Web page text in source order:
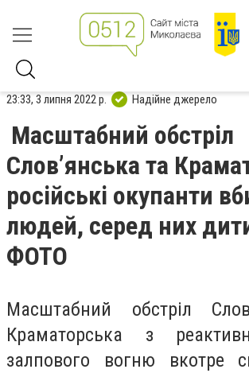
23:33, 3 липня 2022 р. Надійне джерело
Масштабний обстріл
Слов’янська та
російські окупанти
людей, серед них
ФОТО
Масштабний обстріл
Краматорська з
залпового вогню вкотре